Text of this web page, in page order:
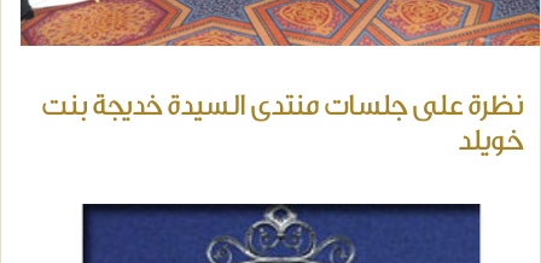
نظرة على جلسات منتدى السيدة خديجة بنت
خويلد